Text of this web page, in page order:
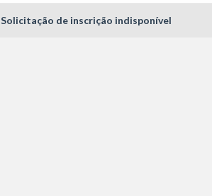
Solicitação de inscrição indisponível